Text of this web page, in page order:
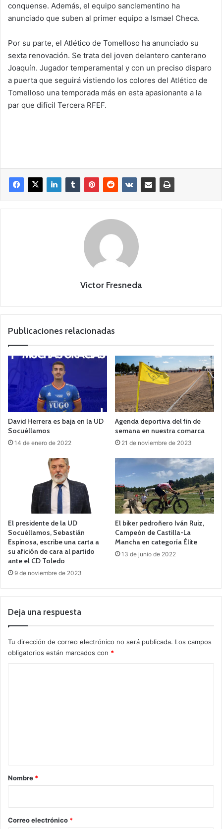
conquense. Además, el equipo sanclementino ha
anunciado que suben al primer equipo a Ismael Checa.
Por su parte, el Atlético de Tomelloso ha anunciado su
sexta renovación. Se trata del joven delantero canterano
Joaquín. Jugador temperamental y con un preciso disparo
a puerta que seguirá vistiendo los colores del Atlético de
Tomelloso una temporada más en esta apasionante a la
par que difícil Tercera RFEF.
Victor Fresneda
Publicaciones relacionadas
David Herrera es baja en la UD
Socuéllamos
14 de enero de 2022
Agenda deportiva del fin de
semana en nuestra comarca
21 de noviembre de 2023
El presidente de la UD
Socuéllamos, Sebastián
Espinosa, escribe una carta a
su afición de cara al partido
ante el CD Toledo
9 de noviembre de 2023
El biker pedroñero Iván Ruiz,
Campeón de Castilla-La
Mancha en categoría Élite
13 de junio de 2022
Deja una respuesta
Tu dirección de correo electrónico no será publicada. Los campos
obligatorios están marcados con *
r
*
Nombre *
Correo electrónico *